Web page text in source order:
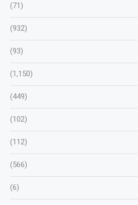
(71)
(932)
(93)
(1,150)
(449)
(102)
(112)
(566)
(6)